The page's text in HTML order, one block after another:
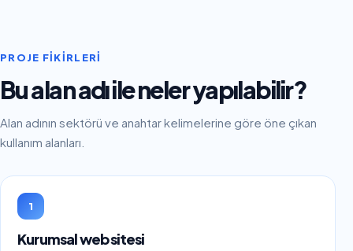
PROJE FIKIRLERI
Bu alan adı ile neler yapılabilir?
Alan adının sektörü ve anahtar kelimelerine göre öne çıkan
kullanım alanları.
1
Kurumsal web sitesi